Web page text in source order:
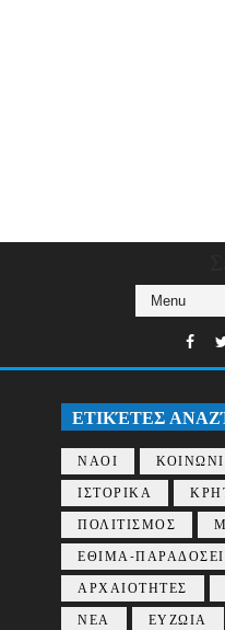
ΕΤΙΚΈΤΕΣ
ΝΑΟΙ
ΙΣΤΟΡΙΚΑ
ΠΟΛΙΤΙΣΜΟΣ
ΕΘΙΜΑ-
ΑΡΧΑΙΟΤΗΤΕΣ
ΝΕΑ
ΕΥΖΩΙΑ